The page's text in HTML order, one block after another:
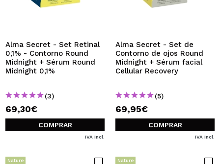
Alma Secret - Set Retinal
0,1% - Contorno Round
Midnight + Sérum Round
Midnight 0,1%
(3)
69,30€
COMPRAR
IVA Incl.
Alma Secret - Set de
Contorno de ojos Round
Midnight + Sérum facial
Cellular Recovery
(5)
69,95€
COMPRAR
IVA Incl.
Nature Nature